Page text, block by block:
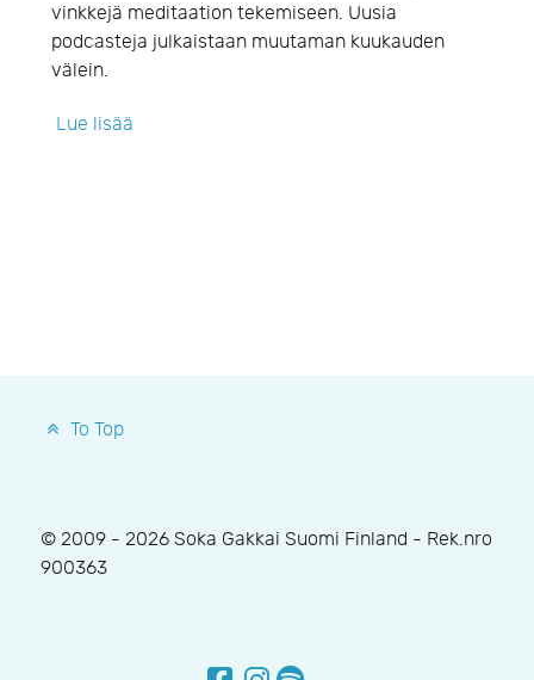
vinkkejä meditaation tekemiseen. Uusia
podcasteja julkaistaan muutaman kuukauden
välein.
Lue lisää
To Top
© 2009 - 2026 Soka Gakkai Suomi Finland - Rek.nro
900363